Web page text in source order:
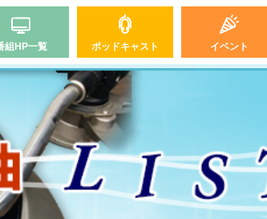
組HP一覧 ポッドキャスト イベント